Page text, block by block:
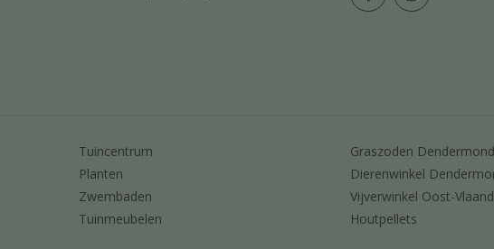
Tuincentrum
Planten
Zwembaden
Tuinmeubelen
Graszoden
Dierenwinkel
Vijverwinkel Oost-
Houtpellets